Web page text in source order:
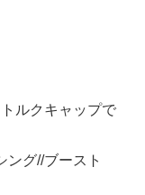
ルクキャップで
ング//ブースト